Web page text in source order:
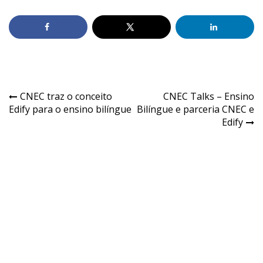
CNEC traz o conceito
Edify para o ensino bilíngue
CNEC Talks – Ensino
Bilíngue e parceria CNEC e
Edify